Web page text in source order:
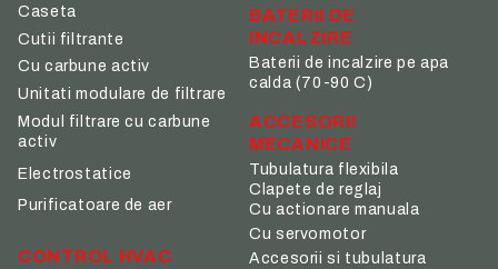
Caseta
Cutii filtrante
Cu carbune activ
Unitati modulare de filtrare
Modul filtrare cu carbune
activ
Electrostatice
Purificatoare de aer
CONTROL HVAC
BATERII DE
INCALZIRE
Baterii de incalzire pe apa
calda (70-90 C)
ACCESORII
MECANICE
Tubulatura flexibila
Clapete de reglaj
Cu actionare manuala
Cu servomotor
Accesorii si tubulatura